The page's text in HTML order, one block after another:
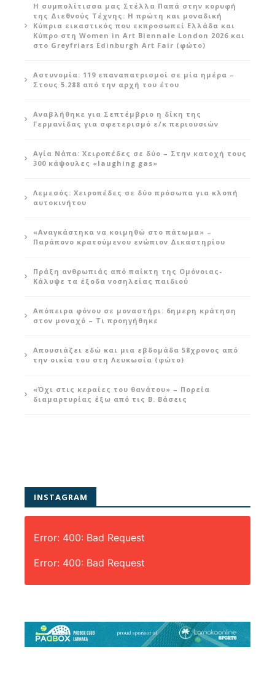
Η συμπολίτισσα μας Στέλλα Παπά στην κορυφή
της Διεθνούς Τέχνης: Η πρώτη και μοναδική
Κύπρια εικαστικός που εκπροσωπεί Ελλάδα και
Κύπρο στη Women in Art Biennale London 2026 και
στο Greyfriars Edinburgh Art Fair (φώτο)
Αστυνομία: 119 επαναπατρισμοί σε μία ημέρα –
Στους 5.288 από την αρχή του έτου
Αναβλήθηκε για Σεπτέμβριο η δίκη της
Γερμανίδας για σφετερισμό ε/κ περιουσιών
Αγία Νάπα: Χειροπέδες σε δύο – Στην κατοχή τους
300 κάψουλες «laughing gas»
Λεμεσός: Χειροπέδες σε δύο πρόσωπα για κλοπή
αυτοκινήτου
«Αναγκάστηκα να κοιμηθώ στο πάτωμα» –
Παράπονο κρατούμενου ενώπιον Δικαστηρίου
Πράξη ανθρωπιάς από παίκτη της Ομόνοιας-
Κάλυψε τα έξοδα νοσηλείας παιδιού
Απόπειρα φόνου σε μοναστήρι: 6ημερη κράτηση
στον μοναχό – Τι προηγήθηκε
Απουσιάζει εδώ και μια εβδομάδα 58χρονος από
την οικία του στη Λευκωσία (φώτο)
«Όχι στις κεραίες του θανάτου» – Πορεία
διαμαρτυρίας έξω από τις Β. Βάσεις
INSTAGRAM
Error: 400: Bad Request
Error: 400: Bad Request